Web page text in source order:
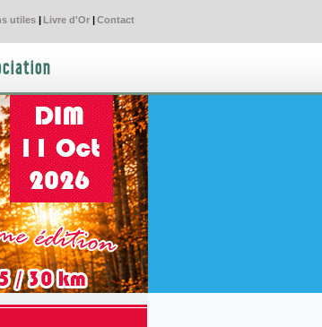
utiles| Livre d'Or| Contact